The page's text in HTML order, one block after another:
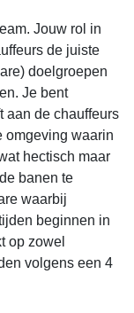
Jouw rol in
de juiste
doelgroepen
Je bent
aan de chauffeurs
omgeving waarin
hectisch maar
banen te
waarbij
beginnen in
op zowel
volgens een 4